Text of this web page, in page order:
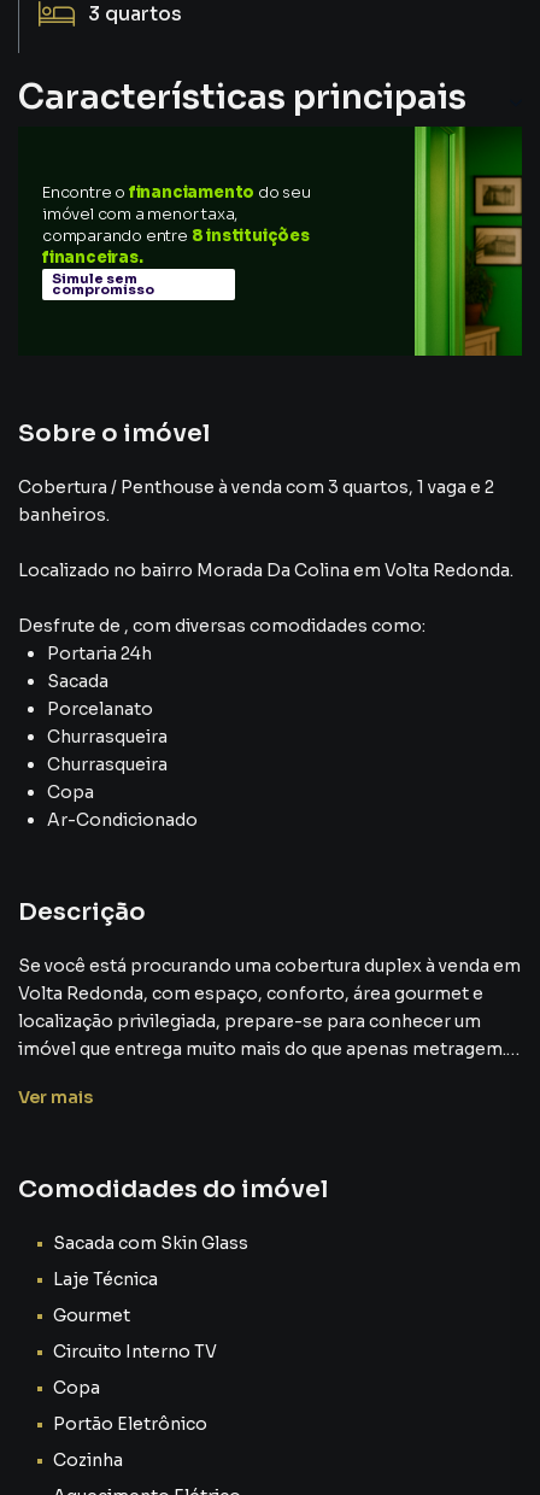
3 quartos
Características principais
Varanda
Elevador com Gerador
Encontre o financiamento do seu
imóvel com a menor taxa,
comparando entre 8 instituições
financeiras.
Simule sem
compromisso
Sobre o imóvel
Cobertura / Penthouse à venda com 3 quartos, 1 vaga e 2
banheiros.
Localizado no bairro Morada Da Colina em Volta Redonda.
Desfrute de , com diversas comodidades como:
Portaria 24h
Sacada
Porcelanato
Churrasqueira
Churrasqueira
Copa
Ar-Condicionado
Descrição
Se você está procurando uma cobertura duplex à venda em
Volta Redonda, com espaço, conforto, área gourmet e
localização privilegiada, prepare-se para conhecer um
imóvel que entrega muito mais do que apenas metragem.
Localizada no Morada da Colina, um dos bairros mais
✔ privacidade
✔ ambientes amplos
✔ e momentos especiais em família
Mais do que uma cobertura…
Aqui você encontra um imóvel que transforma a rotina em
algo mais leve, confortável e prazeroso.
Ver mais
Comodidades do imóvel
Sacada com Skin Glass
Laje Técnica
Gourmet
Circuito Interno TV
Copa
Portão Eletrônico
Cozinha